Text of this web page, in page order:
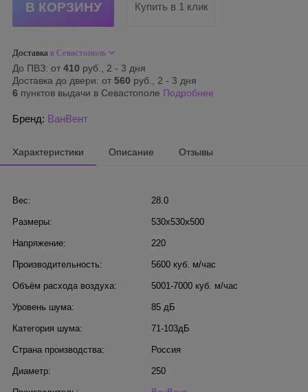
Купить в 1 клик
Доставка в Севастополь
До ПВЗ: от 410 руб., 2 - 3 дня
Доставка до двери: от 560 руб., 2 - 3 дня
6 пунктов выдачи в Севастополе Подробнее
Бренд: ВанВент
Характеристики Описание Отзывы
Вес: 28.0
Размеры: 530х530х500
Напряжение: 220
Производительность: 5600 куб. м/час
Объём расхода воздуха: 5001-7000 куб. м/час
Уровень шума: 85 дБ
Категория шума: 71-103дБ
Страна производства: Россия
Диаметр: 250